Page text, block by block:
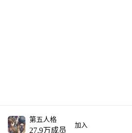
第五人格
27.9万成员
加入